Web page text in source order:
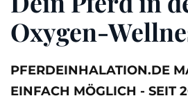
Oxygen-
PFERDEINHALATION.DE
EINFACH MÖGLICH - SEIT